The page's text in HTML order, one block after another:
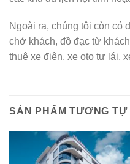
Ngoài ra, chúng tôi còn có
chở khách, đồ đạc từ
thuê xe điện, xe oto tự lái,
SẢN PHẨM TƯƠNG TỰ